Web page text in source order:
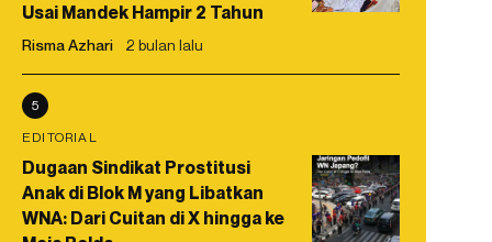
Usai Mandek Hampir 2 Tahun
Risma Azhari 2 bulan lalu
5
EDITORIAL
Dugaan Sindikat Prostitusi
Anak di Blok M yang Libatkan
WNA: Dari Cuitan di X hingga ke